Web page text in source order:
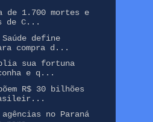
de 1.700 mortes e
de C...
define
compra d...
sua fortuna
e q...
R$ 30 bilhões
no Paraná